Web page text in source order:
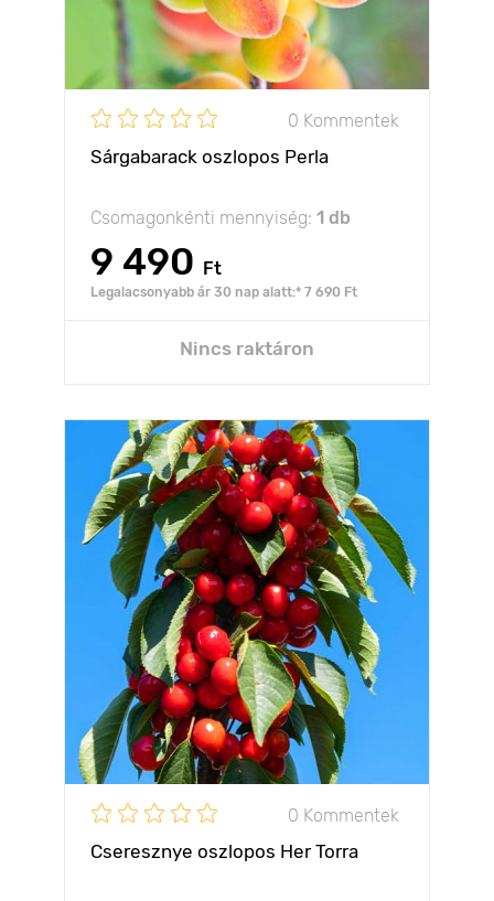
0 Kommentek
Sárgabarack oszlopos Perla
Csomagonkénti mennyiség: 1 db
9 490 Ft
Legalacsonyabb ár 30 nap alatt:* 7 690 Ft
Nincs raktáron
0 Kommentek
Cseresznye oszlopos Her Torra